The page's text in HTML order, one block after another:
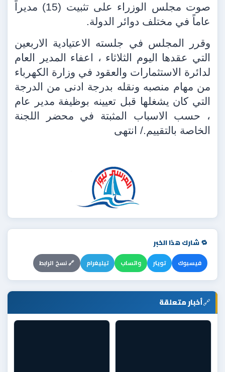
صوت مجلس الوزراء على تثبيت (15) مديراً
عاماً في مختلف دوائر الدولة.
وقرر المجلس في جلسته الاعتيادية الاربعين
التي عقدها اليوم الثلاثاء ، اعفاء المدير العام
لدائرة الاستثمارات والعقود في وزارة الكهرباء
من مهام منصبه ونقله بدرجة ادنى من الدرجة
التي كان يشغلها قبل تعيينه بوظيفة مدير عام
، حسب الاسباب المثبتة في محضر اللجنة
الخاصة بالتقييم./ انتهى
🔁 شارك هذا الخبر
فيسبوك تويتر واتساب تيليغرام 🔗 نسخ الرابط
🔗أخبار متعلقة